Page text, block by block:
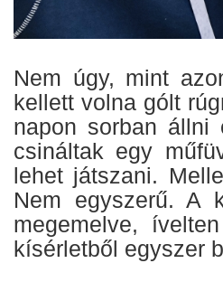
Nem úgy, mint
kellett volna gólt
napon sorban állni
csináltak egy
lehet játszani.
Nem egyszerű. A
megemelve,
kísérletből egyszer